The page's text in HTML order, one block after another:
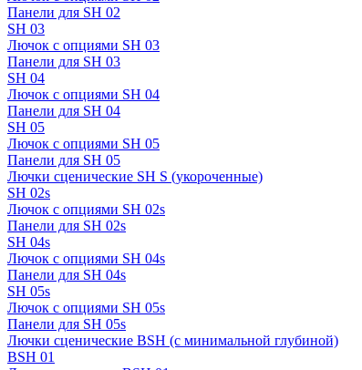
Панели для SH 02
SH 03
Лючок с опциями SH 03
Панели для SH 03
SH 04
Лючок с опциями SH 04
Панели для SH 04
SH 05
Лючок с опциями SH 05
Панели для SH 05
Лючки сценические SH S (укороченные)
SH 02s
Лючок с опциями SH 02s
Панели для SH 02s
SH 04s
Лючок с опциями SH 04s
Панели для SH 04s
SH 05s
Лючок с опциями SH 05s
Панели для SH 05s
Лючки сценические BSH (с минимальной глубиной)
BSH 01